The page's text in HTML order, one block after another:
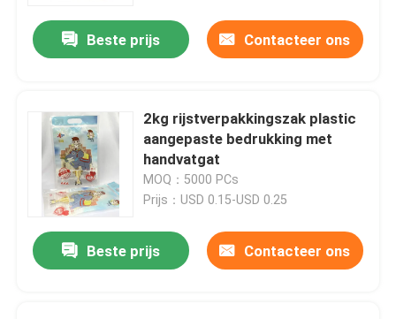
Beste prijs Contacteer ons
2kg rijstverpakkingszak plastic
aangepaste bedrukking met
handvatgat
MOQ：5000 PCs
Prijs：USD 0.15-USD 0.25
Beste prijs Contacteer ons